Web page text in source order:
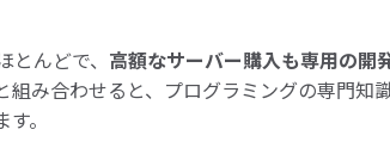
んどで、 高額なサーバー購入も専用の開
み合わせると、プログラミングの専門知
。